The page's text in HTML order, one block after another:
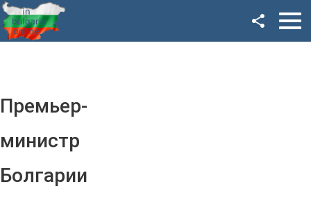
Премьер-
министр
Болгарии